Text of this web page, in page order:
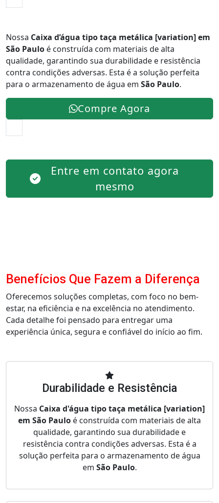
Nossa Caixa d’água tipo taça metálica [variation] em
São Paulo é construída com materiais de alta
qualidade, garantindo sua durabilidade e resistência
contra condições adversas. Esta é a solução perfeita
para o armazenamento de água em São Paulo.
Compre Agora
Entre em contato agora
mesmo
Benefícios Que Fazem a Diferença
Oferecemos soluções completas, com foco no bem-
estar, na eficiência e na excelência no atendimento.
Cada detalhe foi pensado para entregar uma
experiência única, segura e confiável do início ao fim.
Durabilidade e Resistência
Nossa Caixa d'água tipo taça metálica [variation]
em São Paulo é construída com materiais de alta
qualidade, garantindo sua durabilidade e
resistência contra condições adversas. Esta é a
solução perfeita para o armazenamento de água
em São Paulo.